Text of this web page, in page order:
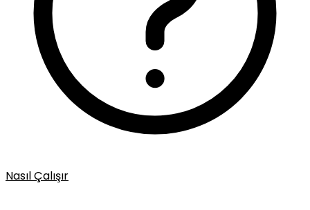
Nasıl Çalışır